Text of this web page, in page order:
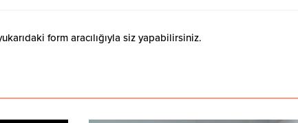
form aracılığıyla siz yapabilirsiniz.